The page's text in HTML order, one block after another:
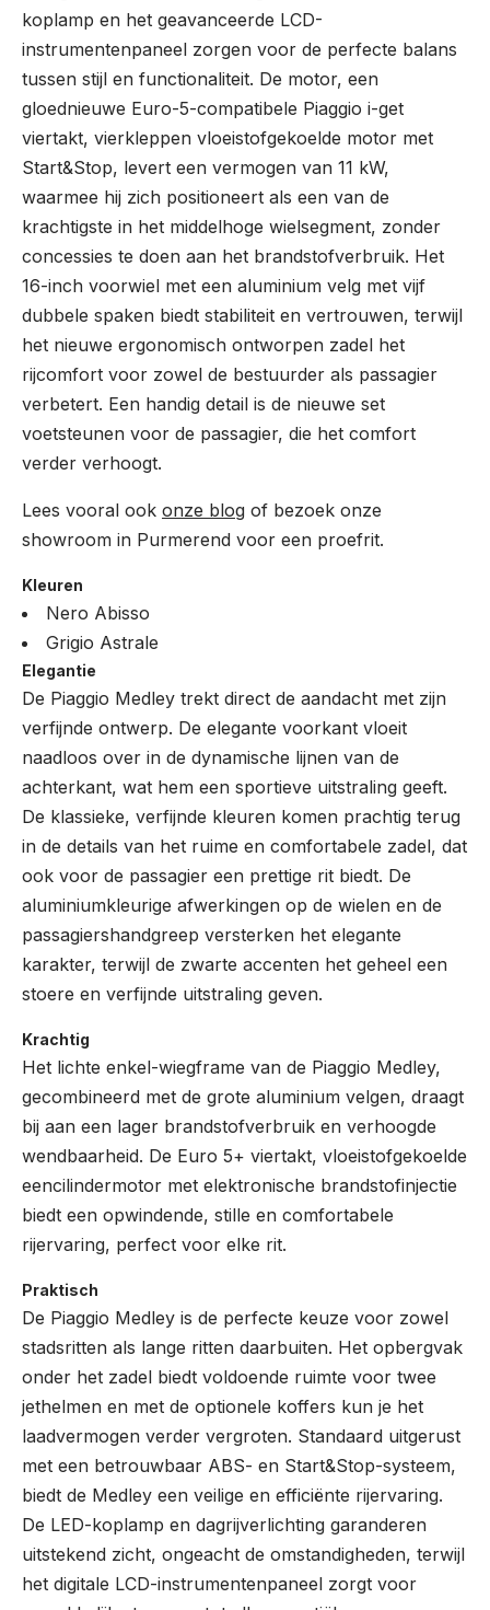
koplamp en het geavanceerde LCD-
instrumentenpaneel zorgen voor de perfecte balans
tussen stijl en functionaliteit. De motor, een
gloednieuwe Euro-5-compatibele Piaggio i-get
viertakt, vierkleppen vloeistofgekoelde motor met
Start&Stop, levert een vermogen van 11 kW,
waarmee hij zich positioneert als een van de
krachtigste in het middelhoge wielsegment, zonder
concessies te doen aan het brandstofverbruik. Het
16-inch voorwiel met een aluminium velg met vijf
dubbele spaken biedt stabiliteit en vertrouwen, terwijl
het nieuwe ergonomisch ontworpen zadel het
rijcomfort voor zowel de bestuurder als passagier
verbetert. Een handig detail is de nieuwe set
voetsteunen voor de passagier, die het comfort
verder verhoogt.
Lees vooral ook onze blog of bezoek onze
showroom in Purmerend voor een proefrit.
Kleuren
Nero Abisso
Grigio Astrale
Elegantie
De Piaggio Medley trekt direct de aandacht met zijn
verfijnde ontwerp. De elegante voorkant vloeit
naadloos over in de dynamische lijnen van de
achterkant, wat hem een sportieve uitstraling geeft.
De klassieke, verfijnde kleuren komen prachtig terug
in de details van het ruime en comfortabele zadel, dat
ook voor de passagier een prettige rit biedt. De
aluminiumkleurige afwerkingen op de wielen en de
passagiershandgreep versterken het elegante
karakter, terwijl de zwarte accenten het geheel een
stoere en verfijnde uitstraling geven.
Krachtig
Het lichte enkel-wiegframe van de Piaggio Medley,
gecombineerd met de grote aluminium velgen, draagt
bij aan een lager brandstofverbruik en verhoogde
wendbaarheid. De Euro 5+ viertakt, vloeistofgekoelde
eencilindermotor met elektronische brandstofinjectie
biedt een opwindende, stille en comfortabele
rijervaring, perfect voor elke rit.
Praktisch
De Piaggio Medley is de perfecte keuze voor zowel
stadsritten als lange ritten daarbuiten. Het opbergvak
onder het zadel biedt voldoende ruimte voor twee
jethelmen en met de optionele koffers kun je het
laadvermogen verder vergroten. Standaard uitgerust
met een betrouwbaar ABS- en Start&Stop-systeem,
biedt de Medley een veilige en efficiënte rijervaring.
De LED-koplamp en dagrijverlichting garanderen
uitstekend zicht, ongeacht de omstandigheden, terwijl
het digitale LCD-instrumentenpaneel zorgt voor